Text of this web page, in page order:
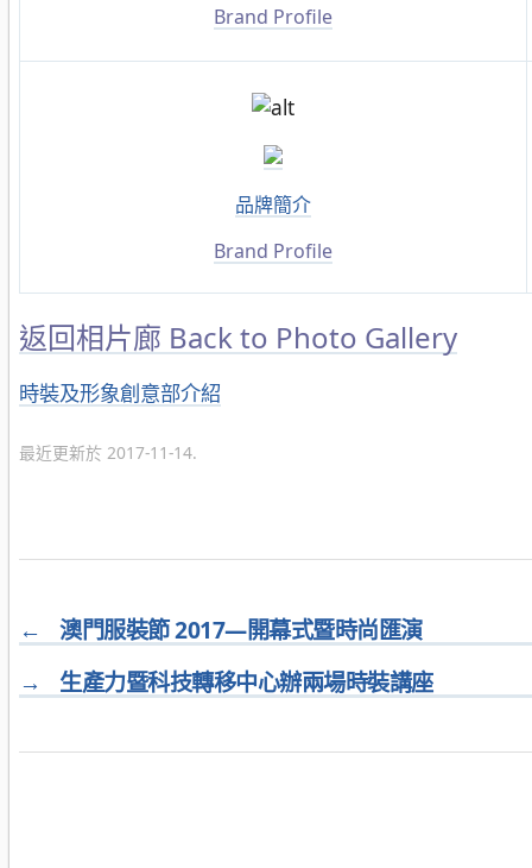
Brand Profile
品牌簡介
Brand Profile
返回相片廊 Back to Photo Gallery
分
時裝及形象創意部介紹
最近更新於 2017-11-14.
←
澳門服裝節 2017—開幕式暨時尚匯演
→
生產力暨科技轉移中心辦兩場時裝講座